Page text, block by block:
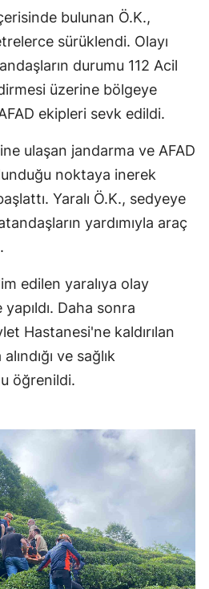
bulunan Ö.K.,
sürüklendi. Olayı
durumu 112 Acil
üzerine bölgeye
ekipleri sevk edildi.
ulaşan jandarma ve AFAD
noktaya inerek
Yaralı Ö.K., sedyeye
yardımıyla araç
edilen yaralıya olay
Daha sonra
Hastanesi'ne kaldırılan
ve sağlık
öğrenildi.